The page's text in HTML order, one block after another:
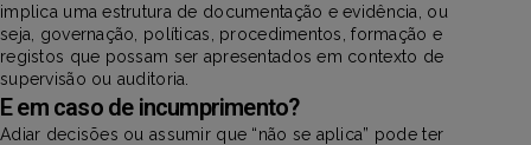
implica uma estrutura de documentação e evidência, ou
seja, governação, políticas, procedimentos, formação e
registos que possam ser apresentados em contexto de
supervisão ou auditoria.
E em caso de incumprimento?
Adiar decisões ou assumir que “não se aplica” pode ter